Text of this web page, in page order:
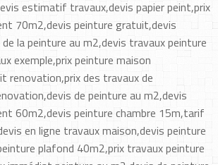
estimatif travaux,devis papier peint,prix
70m2,devis peinture gratuit,devis
la peinture au m2,devis travaux peinture
exemple,prix peinture maison
renovation,prix des travaux de
de peinture au m2,devis
60m2,devis peinture chambre 15m,tarif
en ligne travaux maison,devis peinture
plafond 40m2,prix travaux peinture